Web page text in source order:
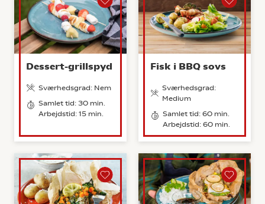
Dessert-grillspyd
Sværhedsgrad: Nem
Samlet tid: 30 min.
Arbejdstid: 15 min.
Fisk i BBQ sovs
Sværhedsgrad:
Medium
Samlet tid: 60 min.
Arbejdstid: 60 min.